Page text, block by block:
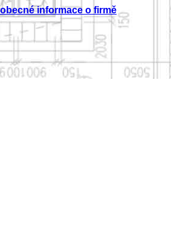
informace o firmě